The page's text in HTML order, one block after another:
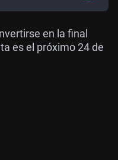
en la final
es el próximo 24 de